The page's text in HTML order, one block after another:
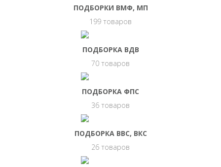
ПОДБОРКИ ВМФ, МП
199 товаров
ПОДБОРКА ВДВ
70 товаров
ПОДБОРКА ФПС
36 товаров
ПОДБОРКА ВВС, ВКС
26 товаров